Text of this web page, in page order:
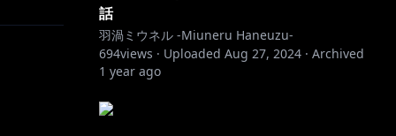
話
羽渦ミウネル -Miuneru Haneuzu-
694views · Uploaded Aug 27, 2024 · Archived
1 year ago